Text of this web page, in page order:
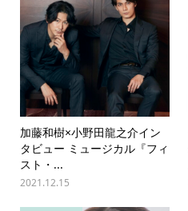
加藤和樹×小野田龍之介イン
タビュー ミュージカル『フィ
スト・...
2021.12.15